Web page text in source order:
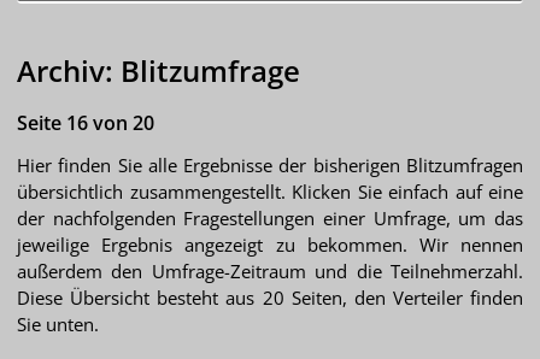
Archiv: Blitzumfrage
Seite 16 von 20
Hier finden Sie alle Ergebnisse der bisherigen Blitzumfragen
übersichtlich zusammengestellt. Klicken Sie einfach auf eine
der nachfolgenden Fragestellungen einer Umfrage, um das
jeweilige Ergebnis angezeigt zu bekommen. Wir nennen
außerdem den Umfrage-Zeitraum und die Teilnehmerzahl.
Diese Übersicht besteht aus 20 Seiten, den Verteiler finden
Sie unten.